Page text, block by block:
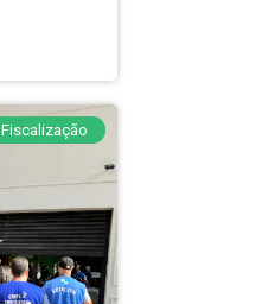
Fiscalização